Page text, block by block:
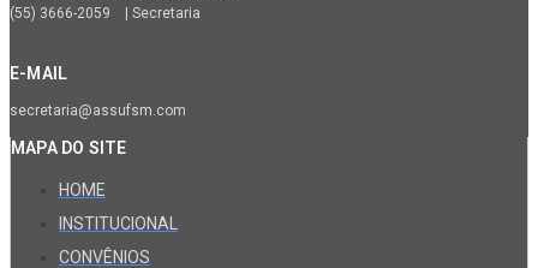
(55) 3666-2059 | Secretaria
E-MAIL
secretaria@assufsm.com
MAPA DO SITE
HOME
INSTITUCIONAL
CONVÊNIOS